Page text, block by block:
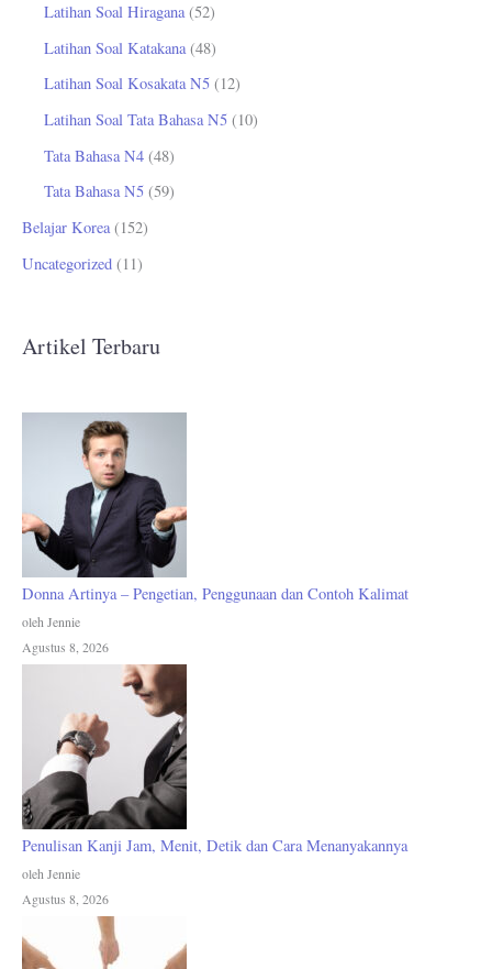
Latihan Soal Hiragana(52)
Latihan Soal Katakana(48)
Latihan Soal Kosakata N5 (12)
Latihan Soal Tata Bahasa N5 (10)
Tata Bahasa N4 (48)
Tata Bahasa N5 (59)
Belajar Korea(152)
Uncategorized (11)
Artikel Terbaru
Donna Artinya – Pengetian, Penggunaan dan Contoh Kalimat
oleh Jennie
Agustus 8, 2026
Penulisan Kanji Jam, Menit, Detik dan Cara Menanyakannya
oleh Jennie
Agustus 8, 2026